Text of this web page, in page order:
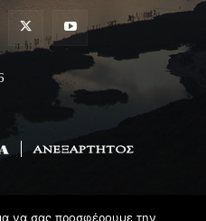
να σας προσφέρουμε την